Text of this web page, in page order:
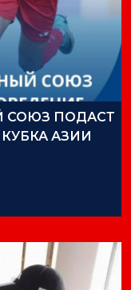
СОЮЗ ПОДАСТ
АЗИИ